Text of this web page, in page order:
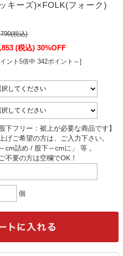
キーズ)×FOLK(フォーク)
(税込)
(税込) 30%OFF
ント5倍中 342ポイント～]
股下フリー：裾上が必要な商品です】
げご希望の方は、ご入力下さい。
～cm詰め / 股下～cmに」 等 。
不要の方は空欄でOK！
個